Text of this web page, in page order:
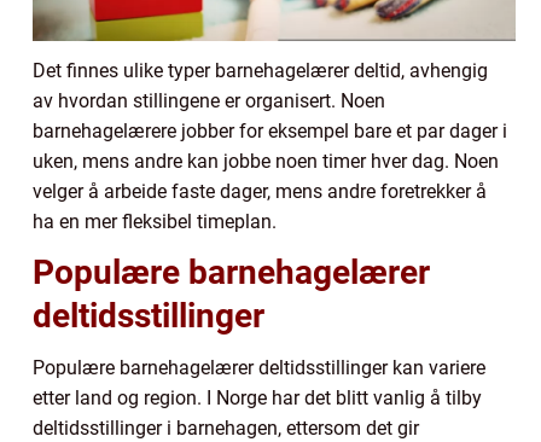
Det finnes ulike typer barnehagelærer deltid, avhengig
av hvordan stillingene er organisert. Noen
barnehagelærere jobber for eksempel bare et par dager i
uken, mens andre kan jobbe noen timer hver dag. Noen
velger å arbeide faste dager, mens andre foretrekker å
ha en mer fleksibel timeplan.
Populære barnehagelærer
deltidsstillinger
Populære barnehagelærer deltidsstillinger kan variere
etter land og region. I Norge har det blitt vanlig å tilby
deltidsstillinger i barnehagen, ettersom det gir